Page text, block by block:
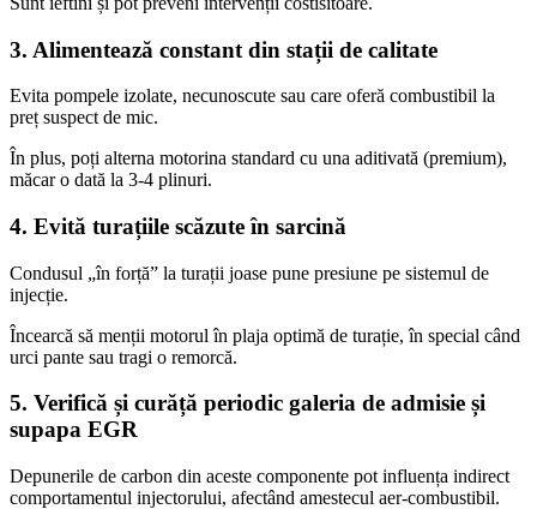
3. Alimentează constant din stații de calitate
Evita pompele izolate, necunoscute sau care oferă combustibil la
preț suspect de mic.
În plus, poți alterna motorina standard cu una aditivată (premium),
măcar o dată la 3-4 plinuri.
4. Evită turațiile scăzute în sarcină
Condusul „în forță” la turații joase pune presiune pe sistemul de
injecție.
Încearcă să menții motorul în plaja optimă de turație, în special când
urci pante sau tragi o remorcă.
5. Verifică și curăță periodic galeria de admisie și
supapa EGR
Depunerile de carbon din aceste componente pot influența indirect
comportamentul injectorului, afectând amestecul aer-combustibil.